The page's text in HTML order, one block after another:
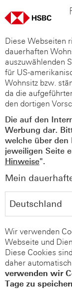
Diese Webseiten
dauerhaften
auszuwählenden
für US-
Wohnsitz bzw.
da die
den dortigen
Die auf den
Werbung dar.
welche über den
jeweiligen Seite
Hinweise".
Mein
Wir verwenden
Webseite und
Diese Cookies
daher
verwenden wir
Tage zu